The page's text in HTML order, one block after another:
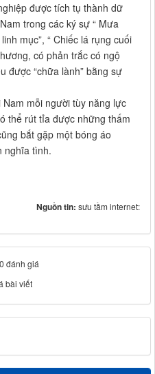
được tích tụ thành dữ
trong các ký sự “ Mưa
mục”, “ Chiếc lá rụng cuối
có phản trắc có ngộ
được “chữa lành” bằng sự
mỗi người tùy năng lực
thể rút tỉa được những thấm
bắt gặp một bóng áo
nghĩa tình.
Nguồn tin: sưu tầm internet:
đánh giá
bài viết